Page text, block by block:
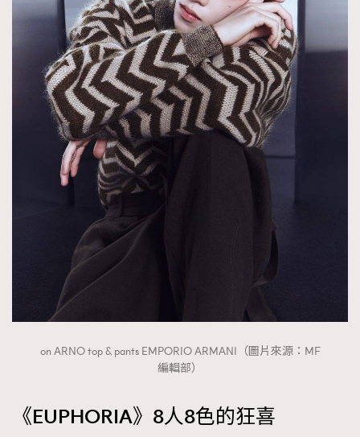
on ARNO top & pants EMPORIO ARMANI（圖片來源：MF
編輯部）
《EUPHORIA》8人8色的狂喜